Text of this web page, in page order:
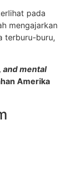
pada
mengajarkan
terburu-buru,
and mental
Amerika